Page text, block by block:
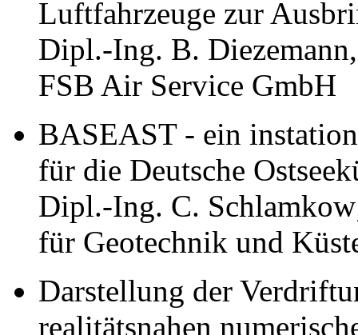
Luftfahrzeuge zur
Dipl.-Ing. B.
FSB Air Service GmbH
BASEAST - ein
für die Deutsche
Dipl.-Ing. C.
für Geotechnik und
Darstellung der
realitätsnahen